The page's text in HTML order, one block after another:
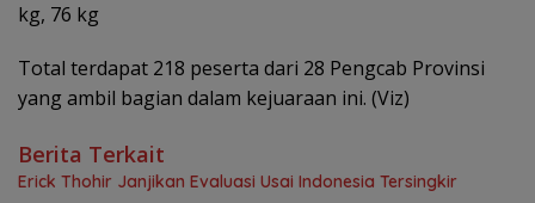
kg, 76 kg
Total terdapat 218 peserta dari 28 Pengcab Provinsi
yang ambil bagian dalam kejuaraan ini. (Viz)
Berita Terkait
Erick Thohir Janjikan Evaluasi Usai Indonesia Tersingkir